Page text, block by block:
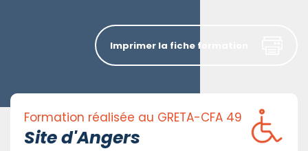
Formation réalisée au GRETA-CFA 49
Site d'Angers
Imprimer la fiche formation